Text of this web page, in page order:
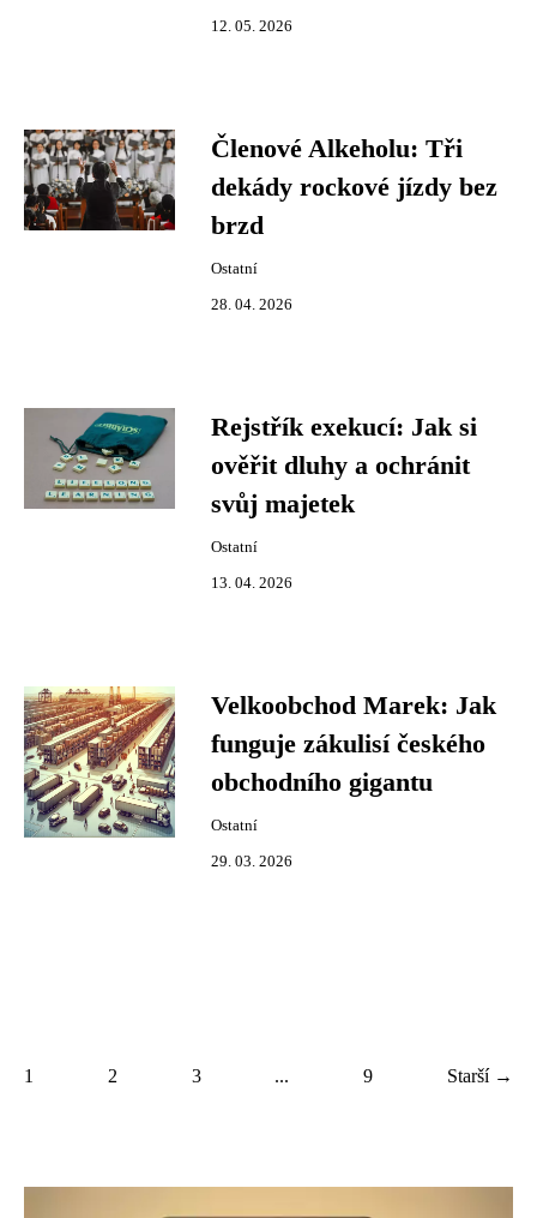
12. 05. 2026
Členové Alkeholu: Tři
dekády rockové jízdy bez
brzd
Ostatní
28. 04. 2026
Rejstřík exekucí: Jak si
ověřit dluhy a ochránit
svůj majetek
Ostatní
13. 04. 2026
Velkoobchod Marek: Jak
funguje zákulisí českého
obchodního gigantu
Ostatní
29. 03. 2026
1 2 3 ... 9 Starší →